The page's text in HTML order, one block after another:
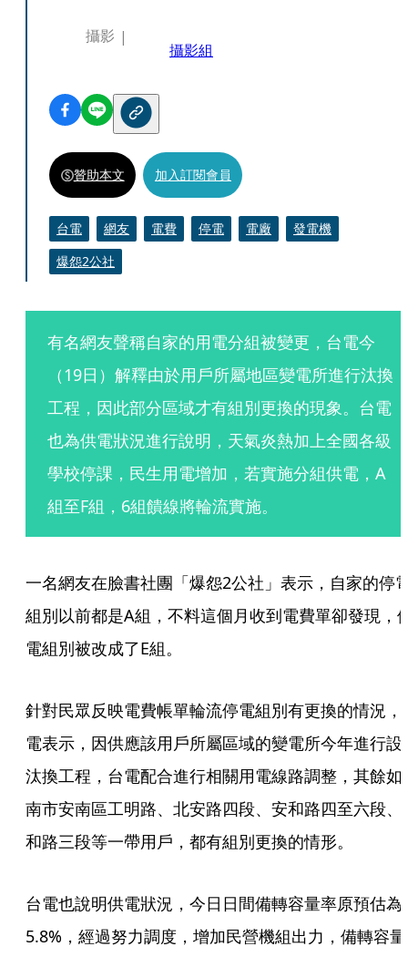
攝影
攝影組
贊助本文 加入訂閱會員
台電 網友 電費 停電 電廠
發電機
爆怨2公社
有名網友聲稱自家的用電分組被變更，台電今
（19日）解釋由於用戶所屬地區變電所進行汰換
工程，因此部分區域才有組別更換的現象。台電
也為供電狀況進行說明，天氣炎熱加上全國各級
學校停課，民生用電增加，若實施分組供電，A
組至F組，6組饋線將輪流實施。
一名網友在臉書社團「爆怨2公社」表示，自家的停
組別以前都是A組，不料這個月收到電費單卻發現，
電組別被改成了E組。
針對民眾反映電費帳單輪流停電組別有更換的情況，
電表示，因供應該用戶所屬區域的變電所今年進行設
汰換工程，台電配合進行相關用電線路調整，其餘如
南市安南區工明路、北安路四段、安和路四至六段、
和路三段等一帶用戶，都有組別更換的情形。
台電也說明供電狀況，今日日間備轉容量率原預估為
5.8%，經過努力調度，增加民營機組出力，備轉容量